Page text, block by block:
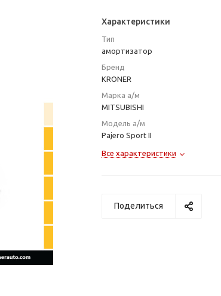
Характеристики
Тип
амортизатор
Бренд
KRONER
Марка а/м
MITSUBISHI
Модель а/м
Pajero Sport II
Все характеристики
Поделиться